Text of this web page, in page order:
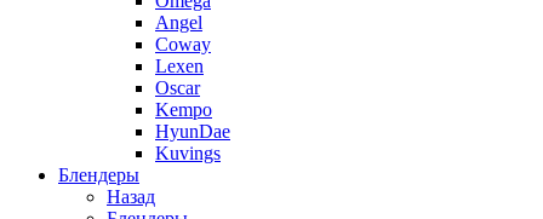
Angel
Coway
Lexen
Oscar
Kempo
HyunDae
Kuvings
Блендеры
Назад